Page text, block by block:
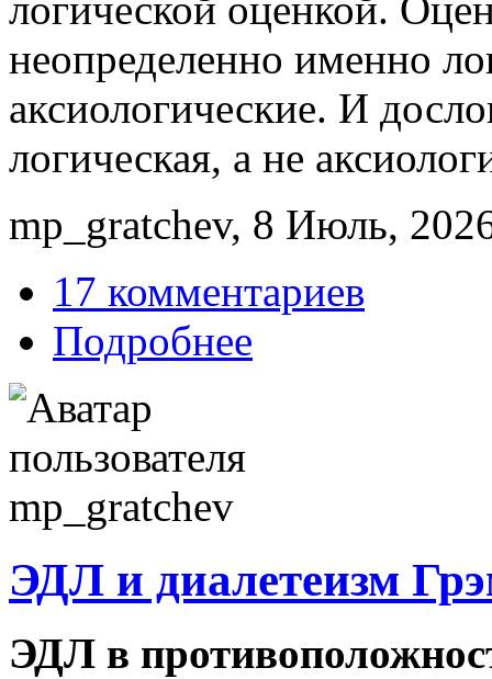
логической оценкой.
неопределенно именно
аксиологические. И
логическая, а не
mp_gratchev, 8 Июль,
17 комментариев
Подробнее
ЭДЛ и диалетеизм
ЭДЛ в